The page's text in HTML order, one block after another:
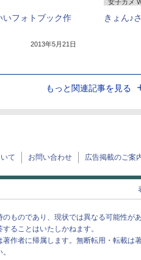
いフォトブック作
2013年5月21日
女子カメ
きょん♪
もっと関連記事を見る
て お問い合わせ 広告掲載のご案
ものであり、現状では異なる可能性があ
ることはいたしかねます。
作者に帰属します。無断転用・転載